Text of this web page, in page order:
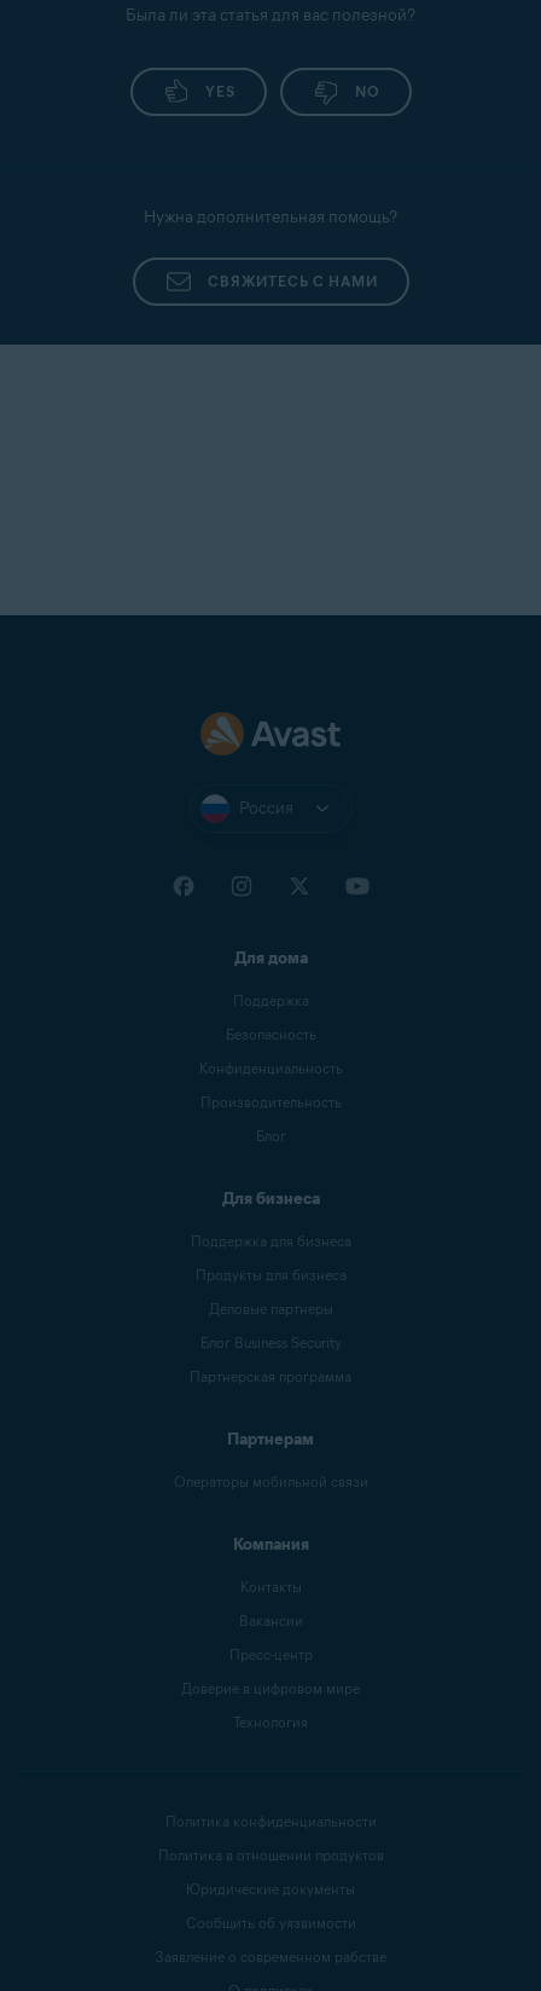
Была ли эта статья для вас полезной?
YES NO
Нужна дополнительная помощь?
СВЯЖИТЕСЬ С НАМИ
Россия
Для дома
Поддержка
Безопасность
Конфиденциальность
Производительность
Блог
Для бизнеса
Поддержка для бизнеса
Продукты для бизнеса
Деловые партнеры
Блог Business Security
Партнерская программа
Партнерам
Операторы мобильной связи
Компания
Контакты
Вакансии
Пресс-центр
Доверие в цифровом мире
Технология
Политика конфиденциальности
Политика в отношении продуктов
Юридические документы
Сообщить об уязвимости
Заявление о современном рабстве